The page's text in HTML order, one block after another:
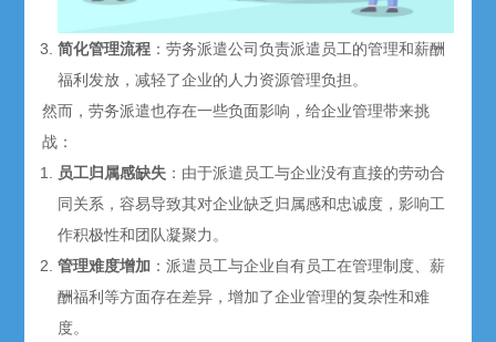
简化管理流程 ：劳务派遣公司负责派遣员工的管理和薪酬
福利发放，减轻了企业的人力资源管理负担。
然而，劳务派遣也存在一些负面影响，给企业管理带来挑
战：
员工归属感缺失 ：由于派遣员工与企业没有直接的劳动合
同关系，容易导致其对企业缺乏归属感和忠诚度，影响工
作积极性和团队凝聚力。
管理难度增加 ：派遣员工与企业自有员工在管理制度、薪
酬福利等方面存在差异，增加了企业管理的复杂性和难
度。